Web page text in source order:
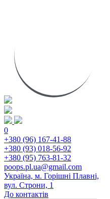
0
+380 (96) 167-41-88
+380 (93) 018-56-92
+380 (95) 763-81-32
poops.pl.ua@gmail.com
Україна, м. Горішні Плавні,
вул. Строни, 1
До контактів